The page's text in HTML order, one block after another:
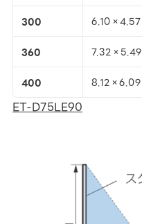
300 6.10×4.57
360 7.32×5.49
400 8.12×6.09
ET-D75LE90